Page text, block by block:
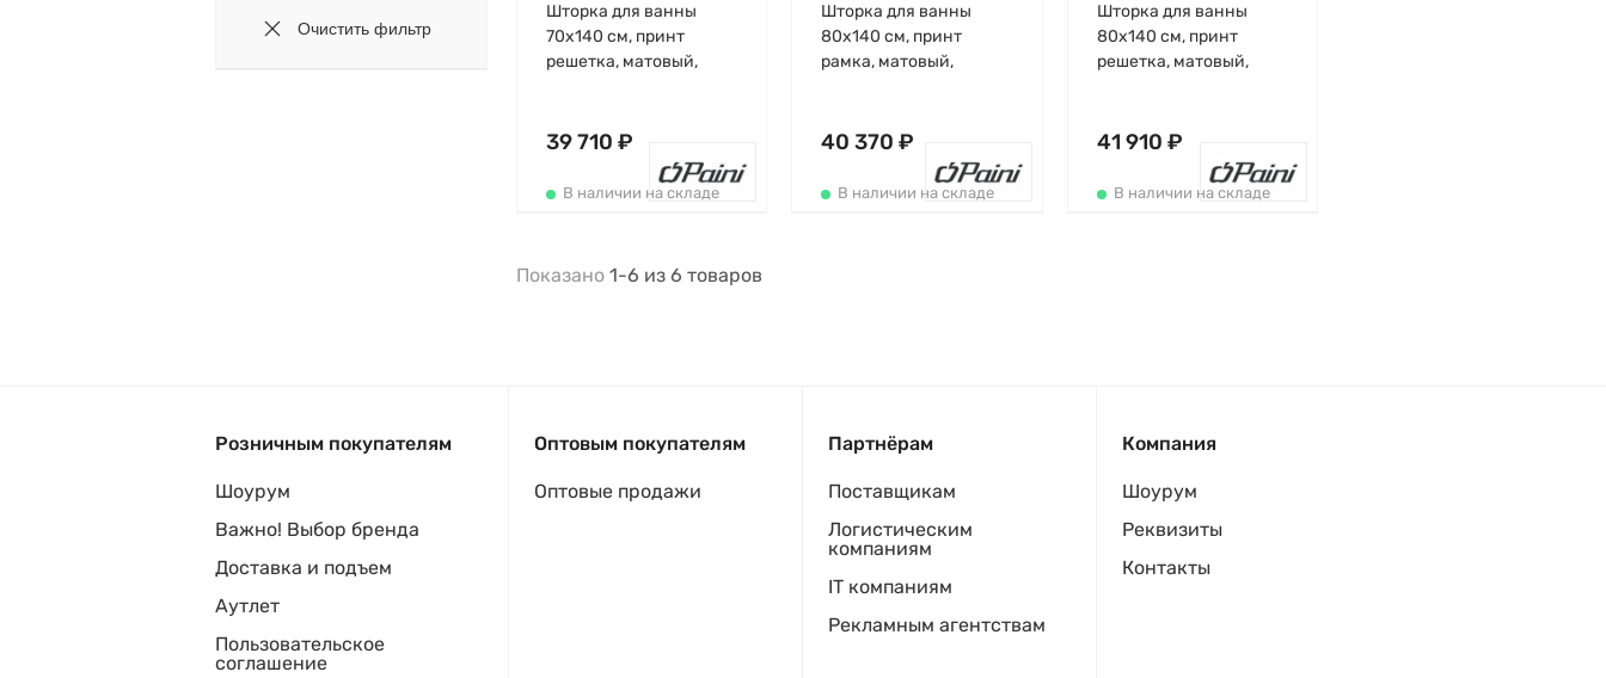
Шторка для ванны
70х140 см, принт
решетка, матовый,
профиль, Paini
39 710 ₽
В наличии на складе
Шторка для ванны
80х140 см, принт
рамка, матовый,
профиль, Paini
40 370 ₽
В наличии на складе
Шторка для ванны
80х140 см, принт
решетка, матовый,
профиль, Paini
41 910 ₽
В наличии на складе
Показано 1-6 из 6 товаров
Розничным покупателям
Шоурум
Важно! Выбор бренда
Доставка и подъем
Аутлет
Пользовательское
соглашение
Оптовым покупателям
Оптовые продажи
Партнёрам
Поставщикам
Логистическим
компаниям
IT компаниям
Рекламным агентствам
Компания
Шоурум
Реквизиты
Контакты